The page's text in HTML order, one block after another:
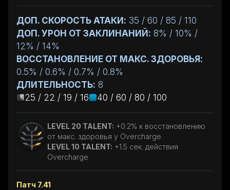
ДОП. СКОРОСТЬ АТАКИ: 35 / 60 / 85 / 110
ДОП. УРОН ОТ ЗАКЛИНАНИЙ: 8% / 10% /
12% / 14%
ВОССТАНОВЛЕНИЕ ОТ МАКС. ЗДОРОВЬЯ:
0.5% / 0.6% / 0.7% / 0.8%
ДЛИТЕЛЬНОСТЬ: 8
25 / 22 / 19 / 16
40 / 60 / 80 / 100
LEVEL 20 TALENT: +0.2% к восстановлению
от макс. здоровья у Overcharge
LEVEL 10 TALENT: +1.5 сек. действия
Overcharge
Патч 7.41